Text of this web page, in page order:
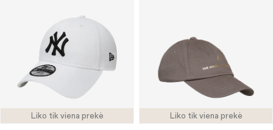
Liko tik viena prekė Liko tik viena prekė